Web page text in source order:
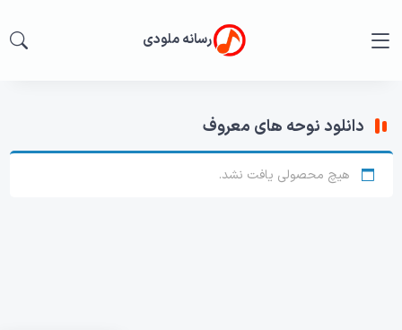
رسانه ملودی
دانلود نوحه های معروف
هیچ محصولی یافت نشد.